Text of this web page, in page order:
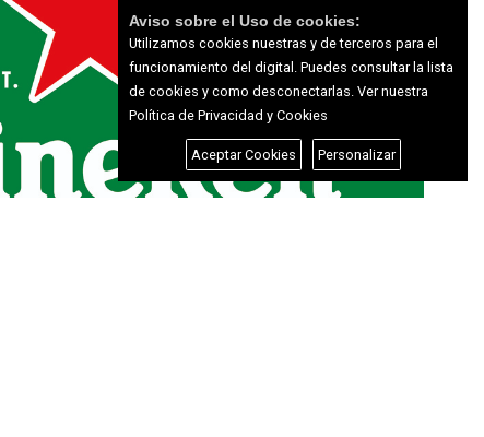
Aviso sobre el Uso de cookies:
Utilizamos cookies nuestras y de terceros para el
funcionamiento del digital. Puedes consultar la lista
de cookies y como desconectarlas. Ver nuestra
Política de Privacidad y Cookies
Aceptar Cookies Personalizar